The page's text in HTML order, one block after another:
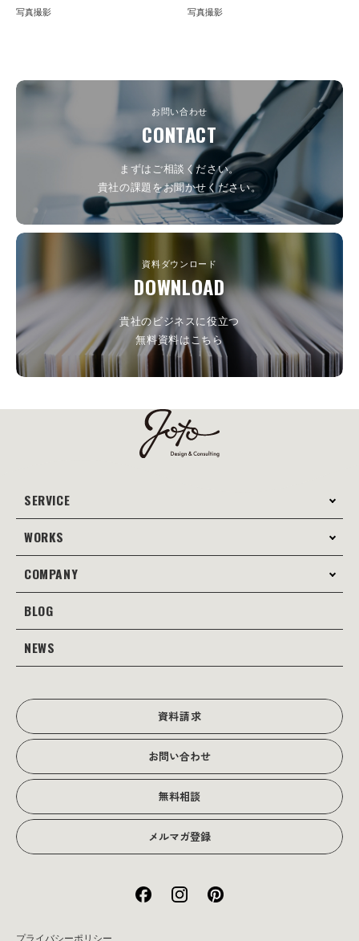
写真撮影 写真撮影
資料ダウンロード
DOWNLOAD
貴社のビジネスに役立つ
無料資料はこちら
お問い合わせ
CONTACT
まずはご相談ください。
貴社の課題をお聞かせください。
SERVICE
サービス案内
コンサルティング
Webサイト制作
Web広告･SEO対策
WORKS
制作事例
Web
グラフィック
COMPANY
会社案内
当社の強み
理念・経営戦略
会社沿革
BLOG
JOTOブログ
NEWS
資料請求
お問い合わせ
無料相談
メルマガ登録
プライバシーポリシー